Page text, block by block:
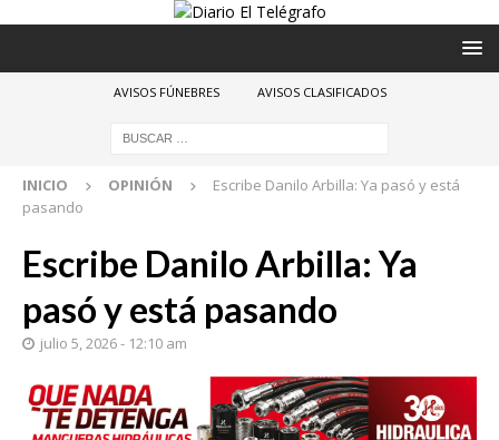
AVISOS FÚNEBRES AVISOS CLASIFICADOS
INICIO OPINIÓN
Escribe Danilo Arbilla: Ya pasó y está
pasando
Escribe Danilo Arbilla: Ya
pasó y está pasando
julio 5, 2026 - 12:10 am